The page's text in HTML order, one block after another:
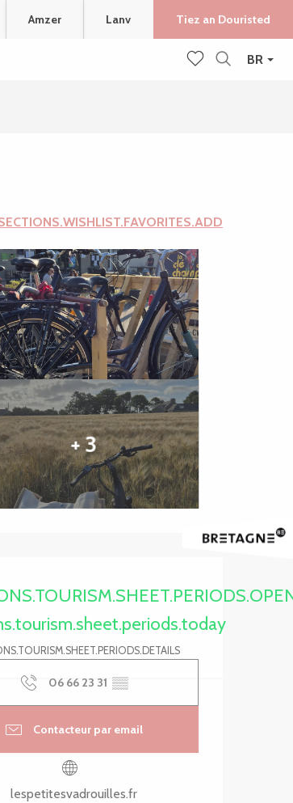
BR
Amzer Lanv Tiez an Douristed
aux favoris
+ 3
06 66 23 31 ▒▒
Contacteur par email
lespetitesvadrouilles.fr